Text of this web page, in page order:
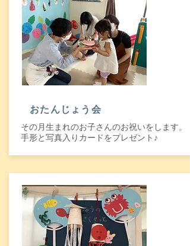
おたんじょう会
その月生まれのお子さんのお祝いをします。
手形と写真入りカードをプレゼント♪